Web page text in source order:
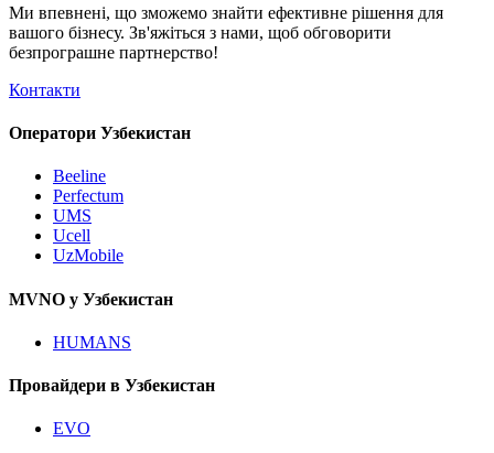
Ми впевнені, що зможемо знайти ефективне рішення для
вашого бізнесу. Зв'яжіться з нами, щоб обговорити
безпрограшне партнерство!
Контакти
Оператори Узбекистан
Beeline
Perfectum
UMS
Ucell
UzMobile
MVNO у Узбекистан
HUMANS
Провайдери в Узбекистан
EVO